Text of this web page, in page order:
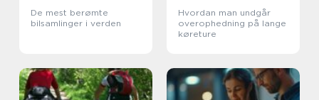
De mest berømte
bilsamlinger i verden
Hvordan man undgår
overophedning på lange
køreture